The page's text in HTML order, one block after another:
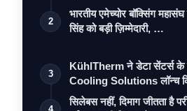
2
भारतीय एमेच्योर बॉक्सिंग
सिंह को बड़ी ज़िम्मेदारी, …
3
KühlTherm ने डेटा सेंटर्स के
Cooling Solutions लॉन्च
सिलेबस नहीं, दिमाग जीतता है